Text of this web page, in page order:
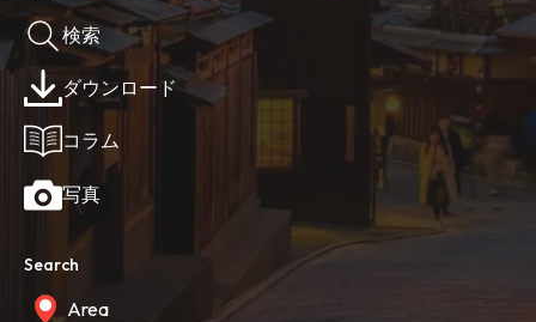
検索
ダウンロード
コラム
写真
Search
Area